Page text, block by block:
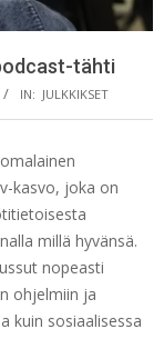
tähti
IN: JULKKIKSET
kasvo, joka on
millä hyvänsä.
nopeasti
ohjelmiin ja
kuin sosiaalisessa